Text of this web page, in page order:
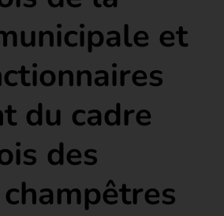
et
du cadre
des